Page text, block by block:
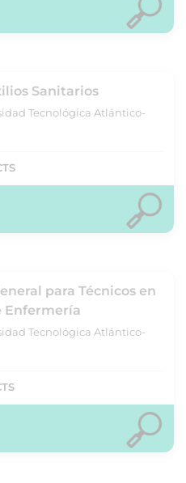
Sanitarios
Tecnológica Atlántico-
para Técnicos en
Enfermería
Tecnológica Atlántico-